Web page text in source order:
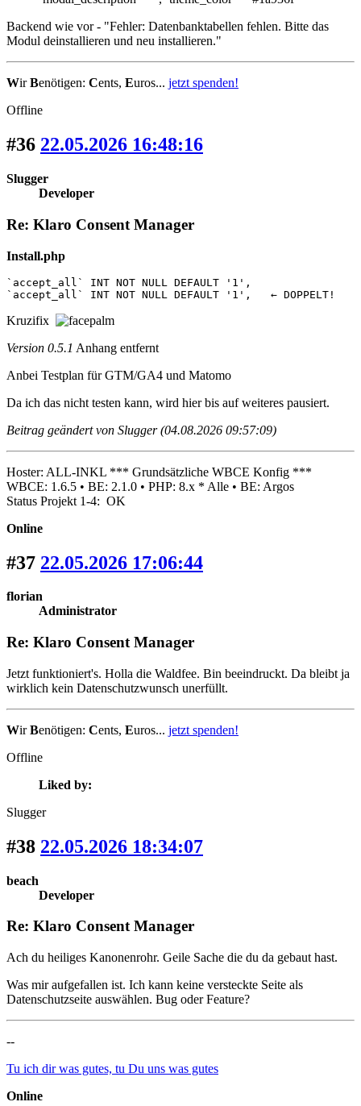
Backend wie vor - "Fehler: Datenbanktabellen fehlen. Bitte das
Modul deinstallieren und neu installieren."
WirBenötigen: Cents, Euros... jetzt spenden!
Offline
#36 22.05.2026 16:48:16
Slugger
Developer
Re: Klaro Consent Manager
Install.php
`accept_all` INT NOT NULL DEFAULT '1',
`accept_all` INT NOT NULL DEFAULT '1',   ← DOPPELT!
Kruzifix
Version 0.5.1 Anhang entfernt
Anbei Testplan für GTM/GA4 und Matomo
Da ich das nicht testen kann, wird hier bis auf weiteres pausiert.
Beitrag geändert von Slugger (04.08.2026 09:57:09)
Hoster: ALL-INKL *** Grundsätzliche WBCE Konfig ***
WBCE: 1.6.5 • BE: 2.1.0 • PHP: 8.x * Alle • BE: Argos
Status Projekt 1-4: OK
Online
#37 22.05.2026 17:06:44
florian
Administrator
Re: Klaro Consent Manager
Jetzt funktioniert's. Holla die Waldfee. Bin beeindruckt. Da bleibt ja
wirklich kein Datenschutzwunsch unerfüllt.
WirBenötigen: Cents, Euros... jetzt spenden!
Offline
Liked by:
Slugger
#38 22.05.2026 18:34:07
beach
Developer
Re: Klaro Consent Manager
Ach du heiliges Kanonenrohr. Geile Sache die du da gebaut hast.
Was mir aufgefallen ist. Ich kann keine versteckte Seite als
Datenschutzseite auswählen. Bug oder Feature?
--
Tu ich dir was gutes, tu Du uns was gutes
Online